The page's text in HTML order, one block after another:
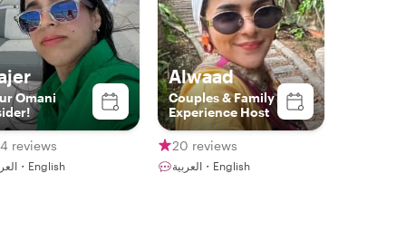
Omani
reviews
العربية・English
Alwaad
Couples & Family
Experience Host
20 reviews
العربية・English